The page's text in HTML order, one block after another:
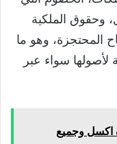
وحقوق الملكية
المحتجزة، وهو ما
سواء عبر
اكسل وجميع